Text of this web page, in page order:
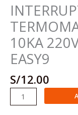
10KA
EASY9
S/12.00
INTERRUPTOR
TERMOMAGNETICO